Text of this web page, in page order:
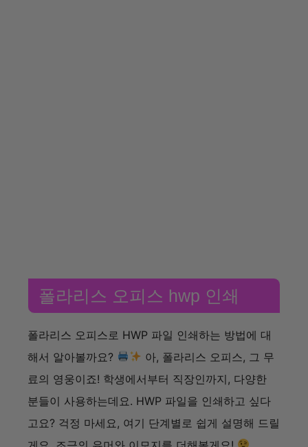
폴라리스 오피스 hwp 인쇄
폴라리스 오피스로 HWP 파일 인쇄하는 방법에 대
해서 알아볼까요?
아, 폴라리스 오피스, 그 무
료의 영웅이죠! 학생에서부터 직장인까지, 다양한
분들이 사용하는데요. HWP 파일을 인쇄하고 싶다
고요? 걱정 마세요, 여기 단계별로 쉽게 설명해 드릴